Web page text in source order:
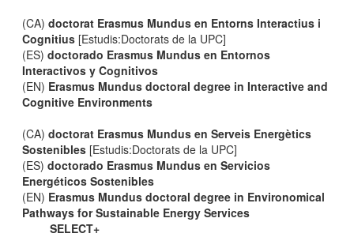
(CA)doctorat Erasmus Mundus en Entorns Interactius i
Cognitius [Estudis:Doctorats de la UPC]
(ES)doctorado Erasmus Mundus en Entornos
Interactivos y Cognitivos
(EN) Erasmus Mundus doctoral degree in Interactive and
Cognitive Environments
(CA)doctorat Erasmus Mundus en Serveis Energètics
Sostenibles [Estudis:Doctorats de la UPC]
(ES)doctorado Erasmus Mundus en Servicios
Energéticos Sostenibles
(EN) Erasmus Mundus doctoral degree in Environomical
Pathways for Sustainable Energy Services
SELECT+